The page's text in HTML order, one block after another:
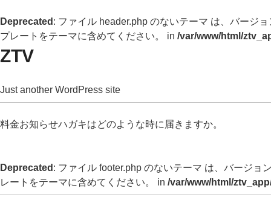
Deprecated : ファイル header.php のないテーマ は、バージ
プレートをテーマに含めてください。 in /var/www/html/
ZTV
Just another WordPress site
料金お知らせハガキはどのような時に届きますか。
Deprecated : ファイル footer.php のないテーマ は、バージョ
レートをテーマに含めてください。 in /var/www/html/